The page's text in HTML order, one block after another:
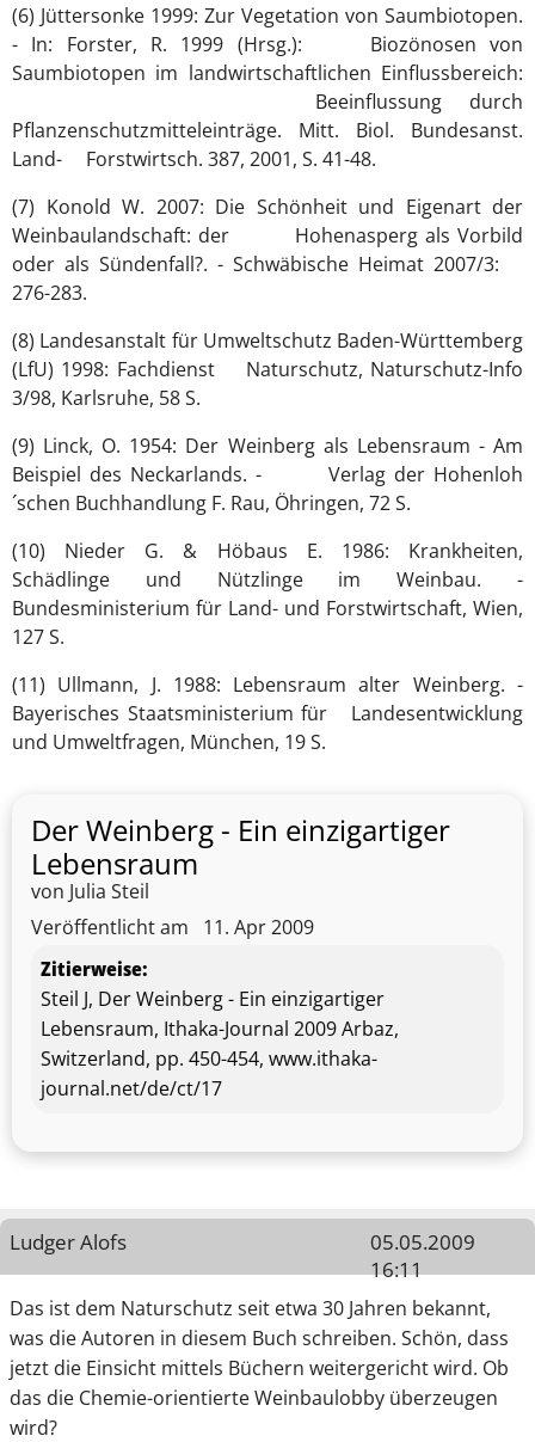
(6) Jüttersonke 1999: Zur Vegetation von Saumbiotopen.
- In: Forster, R. 1999 (Hrsg.): Biozönosen von
Saumbiotopen im landwirtschaftlichen Einflussbereich:
Beeinflussung durch
Pflanzenschutzmitteleinträge. Mitt. Biol. Bundesanst.
Land- Forstwirtsch. 387, 2001, S. 41-48.
(7) Konold W. 2007: Die Schönheit und Eigenart der
Weinbaulandschaft: der Hohenasperg als Vorbild
oder als Sündenfall?. - Schwäbische Heimat 2007/3:
276-283.
(8) Landesanstalt für Umweltschutz Baden-Württemberg
(LfU) 1998: Fachdienst Naturschutz, Naturschutz-Info
3/98, Karlsruhe, 58 S.
(9) Linck, O. 1954: Der Weinberg als Lebensraum - Am
Beispiel des Neckarlands. - Verlag der Hohenloh
´schen Buchhandlung F. Rau, Öhringen, 72 S.
(10) Nieder G. & Höbaus E. 1986: Krankheiten,
Schädlinge und Nützlinge im Weinbau. -
Bundesministerium für Land- und Forstwirtschaft, Wien,
127 S.
(11) Ullmann, J. 1988: Lebensraum alter Weinberg. -
Bayerisches Staatsministerium für Landesentwicklung
und Umweltfragen, München, 19 S.
Der Weinberg - Ein einzigartiger
Lebensraum
von Julia Steil
Veröffentlicht am
11. Apr 2009
Zitierweise:
Steil J, Der Weinberg - Ein einzigartiger
Lebensraum, Ithaka-Journal 2009 Arbaz,
Switzerland, pp. 450-454, www.ithaka-
journal.net/de/ct/17
Ludger Alofs
05.05.2009
16:11
Das ist dem Naturschutz seit etwa 30 Jahren bekannt,
was die Autoren in diesem Buch schreiben. Schön, dass
jetzt die Einsicht mittels Büchern weitergericht wird. Ob
das die Chemie-orientierte Weinbaulobby überzeugen
wird?